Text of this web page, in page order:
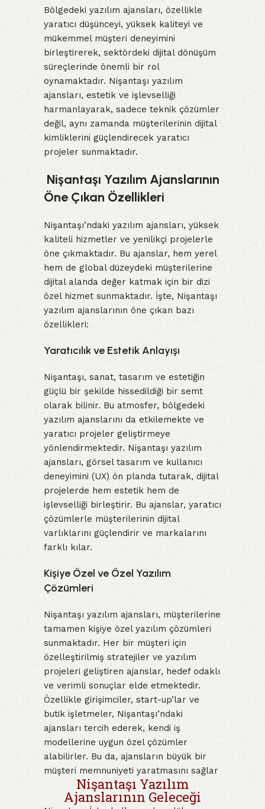
Bölgedeki yazılım ajansları, özellikle
yaratıcı düşünceyi, yüksek kaliteyi ve
mükemmel müşteri deneyimini
birleştirerek, sektördeki dijital dönüşüm
süreçlerinde önemli bir rol
oynamaktadır. Nişantaşı yazılım
ajansları, estetik ve işlevselliği
harmanlayarak, sadece teknik çözümler
değil, aynı zamanda müşterilerinin dijital
kimliklerini güçlendirecek yaratıcı
projeler sunmaktadır.
Nişantaşı Yazılım Ajanslarının
Öne Çıkan Özellikleri
Nişantaşı’ndaki yazılım ajansları, yüksek
kaliteli hizmetler ve yenilikçi projelerle
öne çıkmaktadır. Bu ajanslar, hem yerel
hem de global düzeydeki müşterilerine
dijital alanda değer katmak için bir dizi
özel hizmet sunmaktadır. İşte, Nişantaşı
yazılım ajanslarının öne çıkan bazı
özellikleri:
Yaratıcılık ve Estetik Anlayışı
Nişantaşı, sanat, tasarım ve estetiğin
güçlü bir şekilde hissedildiği bir semt
olarak bilinir. Bu atmosfer, bölgedeki
yazılım ajanslarını da etkilemekte ve
yaratıcı projeler geliştirmeye
yönlendirmektedir. Nişantaşı yazılım
ajansları, görsel tasarım ve kullanıcı
deneyimini (UX) ön planda tutarak, dijital
projelerde hem estetik hem de
işlevselliği birleştirir. Bu ajanslar, yaratıcı
çözümlerle müşterilerinin dijital
varlıklarını güçlendirir ve markalarını
farklı kılar.
Kişiye Özel ve Özel Yazılım
Çözümleri
Nişantaşı yazılım ajansları, müşterilerine
tamamen kişiye özel yazılım çözümleri
sunmaktadır. Her bir müşteri için
özelleştirilmiş stratejiler ve yazılım
projeleri geliştiren ajanslar, hedef odaklı
ve verimli sonuçlar elde etmektedir.
Özellikle girişimciler, start-up’lar ve
butik işletmeler, Nişantaşı’ndaki
ajansları tercih ederek, kendi iş
modellerine uygun özel çözümler
alabilirler. Bu da, ajansların büyük bir
müşteri memnuniyeti yaratmasını sağlar
Nişantaşı Yazılım
Ajanslarının Geleceği